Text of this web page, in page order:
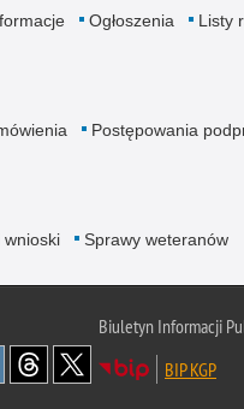
Ogłoszenia
Listy
Postępowania
wnioski Sprawy weteranów
Biuletyn Informacji
BIP KGP